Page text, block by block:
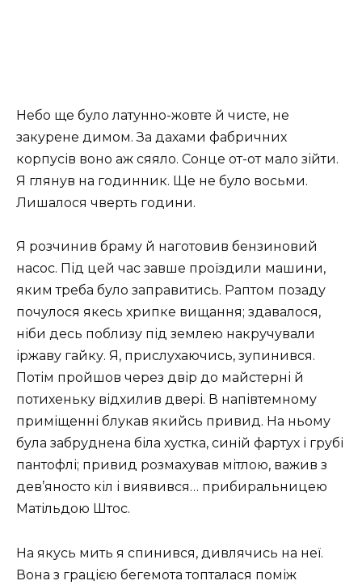
Небо ще було латунно-жовте й чисте, не
закурене димом. За дахами фабричних
корпусів воно аж сяяло. Сонце от-от мало зійти.
Я глянув на годинник. Ще не було восьми.
Лишалося чверть години.
Я розчинив браму й наготовив бензиновий
насос. Під цей час завше проїздили машини,
яким треба було заправитись. Раптом позаду
почулося якесь хрипке вищання; здавалося,
ніби десь поблизу під землею накручували
іржаву гайку. Я, прислухаючись, зупинився.
Потім пройшов через двір до майстерні й
потихеньку відхилив двері. В напівтемному
приміщенні блукав якийсь привид. На ньому
була забруднена біла хустка, синій фартух і грубі
пантофлі; привид розмахував мітлою, важив з
дев’яносто кіл і виявився… прибиральницею
Матільдою Штос.
На якусь мить я спинився, дивлячись на неї.
Вона з грацією бегемота топталася поміж